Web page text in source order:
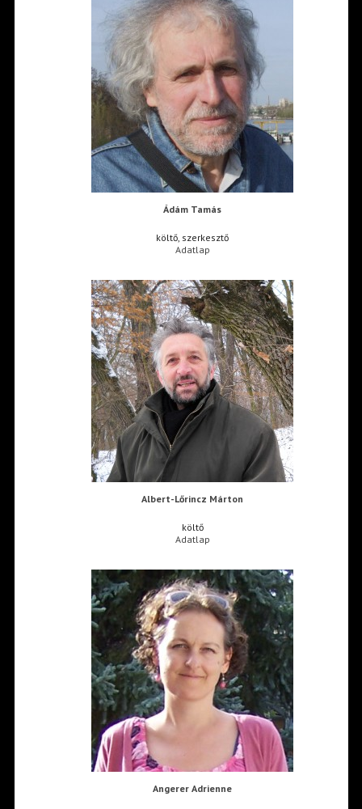
Ádám Tamás
költő, szerkesztő
Adatlap
Albert-Lőrincz Márton
költő
Adatlap
Angerer Adrienne